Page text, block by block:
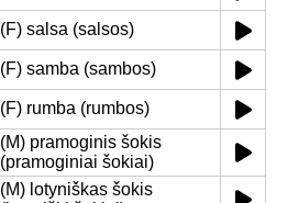
(F) salsa (salsos)
(F) samba (sambos)
(F) rumba (rumbos)
(M) pramoginis šokis
(pramoginiai šokiai)
(M) lotyniškas šokis